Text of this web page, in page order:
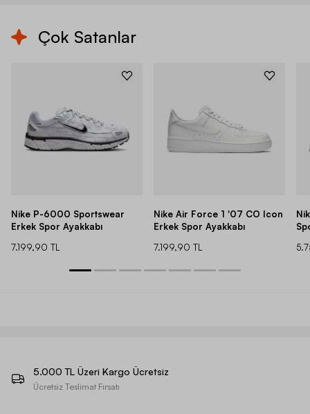
Çok Satanlar
Nike P-6000 Sportswear
Erkek Spor Ayakkabı
7.199,90 TL
Nike Air Force 1 '07 CO Icon
Erkek Spor Ayakkabı
7.199,90 TL
5.000 TL Üzeri Kargo Ücretsiz
Ücretsiz Teslimat Fırsatı